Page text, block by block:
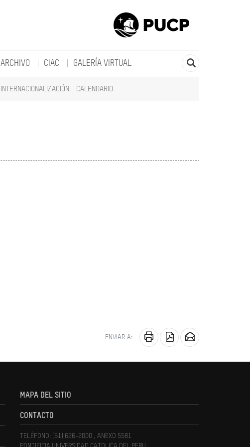
INTERNACIONALIZACIÓN CALENDARIO
ARCHIVO CIAC GALERÍA VIRTUAL
ENVIAR A:
MAPA DEL SITIO
CONTACTO
TELÉFONO: (51) 626-2000 , ANEXO 5581